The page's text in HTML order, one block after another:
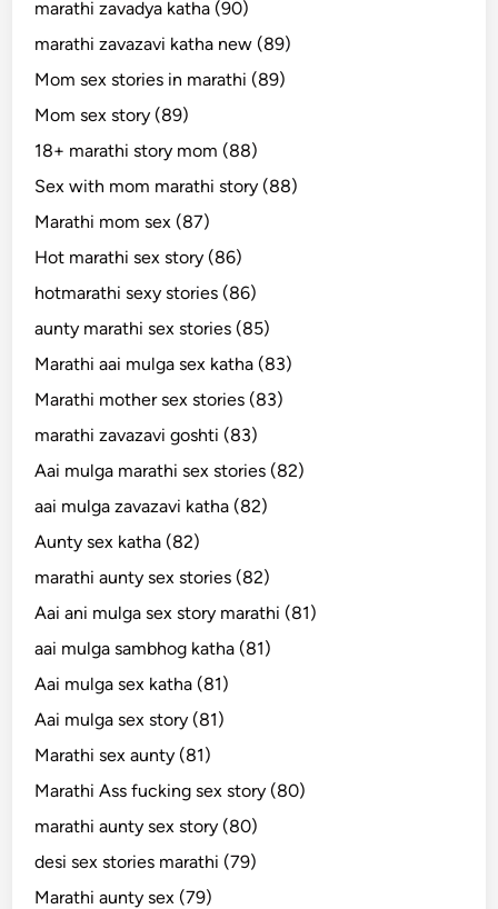
marathi zavadya katha (90)
marathi zavazavi katha new (89)
Mom sex stories in marathi (89)
Mom sex story (89)
18+ marathi story mom (88)
Sex with mom marathi story (88)
Marathi mom sex (87)
Hot marathi sex story (86)
hotmarathi sexy stories (86)
aunty marathi sex stories (85)
Marathi aai mulga sex katha (83)
Marathi mother sex stories (83)
marathi zavazavi goshti (83)
Aai mulga marathi sex stories (82)
aai mulga zavazavi katha (82)
Aunty sex katha (82)
marathi aunty sex stories (82)
Aai ani mulga sex story marathi (81)
aai mulga sambhog katha (81)
Aai mulga sex katha (81)
Aai mulga sex story (81)
Marathi sex aunty (81)
Marathi Ass fucking sex story (80)
marathi aunty sex story (80)
desi sex stories marathi (79)
Marathi aunty sex (79)